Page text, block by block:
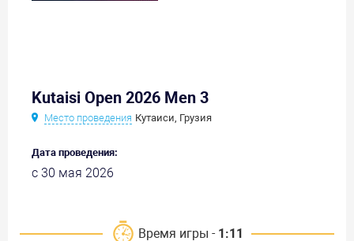
Kutaisi Open 2026 Men 3
Место проведения Кутаиси, Грузия
Дата проведения:
с 30 мая 2026
Время игры - 1:11